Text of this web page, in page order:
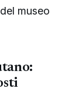
museo